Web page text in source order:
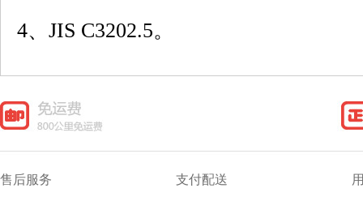
4、JIS C3202.5。
售后服务 支付配送